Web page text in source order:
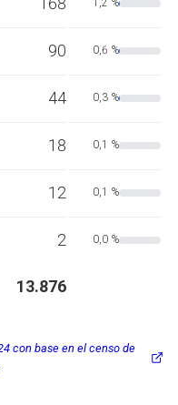
1,2 %
90 0,6 %
44 0,3 %
18 0,1 %
12 0,1 %
2 0,0 %
13.876
con base en el censo de